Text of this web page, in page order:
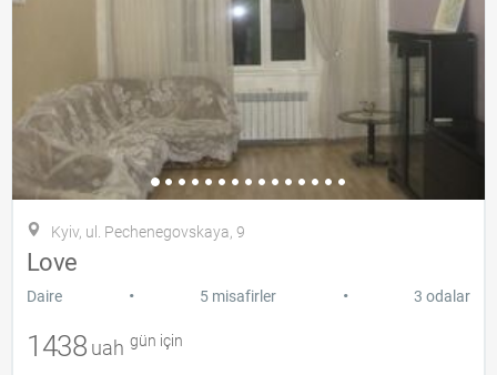
Kyiv, ul. Pechenegovskaya, 9
Love
Daire • 5 misafirler • 3 odalar
1438 uah gün için